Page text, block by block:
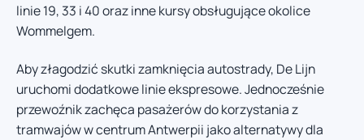
linie 19, 33 i 40 oraz inne kursy obsługujące okolice
Wommelgem.
Aby złagodzić skutki zamknięcia autostrady, De Lijn
uruchomi dodatkowe linie ekspresowe. Jednocześnie
przewoźnik zachęca pasażerów do korzystania z
tramwajów w centrum Antwerpii jako alternatywy dla